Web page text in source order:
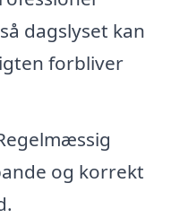
dagslyset kan
forbliver
og korrekt